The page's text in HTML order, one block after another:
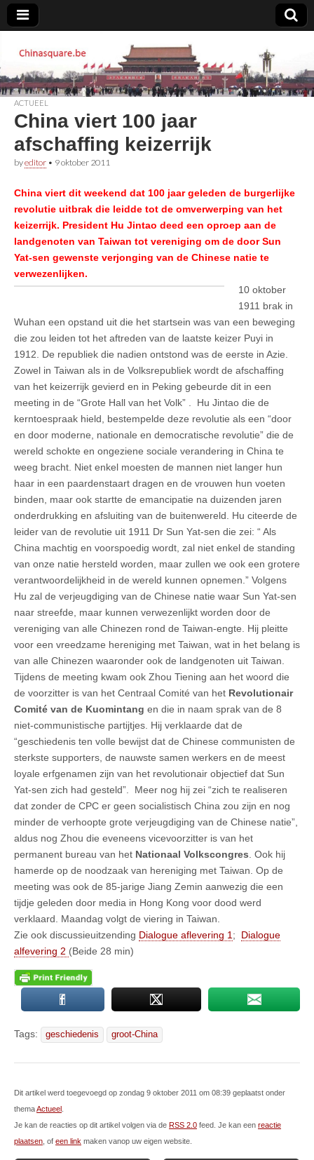
Chinasquare.be
ACTUEEL
China viert 100 jaar
afschaffing keizerrijk
byeditor • 9 oktober 2011
China viert dit weekend dat 100 jaar geleden de burgerlijke
revolutie uitbrak die leidde tot de omverwerping van het
keizerrijk. President Hu Jintao deed een oproep aan de
landgenoten van Taiwan tot vereniging om de door Sun
Yat-sen gewenste verjonging van de Chinese natie te
verwezenlijken.
10 oktober
1911 brak in
Wuhan een opstand uit die het startsein was van een beweging
die zou leiden tot het aftreden van de laatste keizer Puyi in
1912. De republiek die nadien ontstond was de eerste in Azie.
Zowel in Taiwan als in de Volksrepubliek wordt de afschaffing
van het keizerrijk gevierd en in Peking gebeurde dit in een
meeting in de “Grote Hall van het Volk” . Hu Jintao die de
kerntoespraak hield, bestempelde deze revolutie als een “door
en door moderne, nationale en democratische revolutie” die de
wereld schokte en ongeziene sociale verandering in China te
weeg bracht. Niet enkel moesten de mannen niet langer hun
haar in een paardenstaart dragen en de vrouwen hun voeten
binden, maar ook startte de emancipatie na duizenden jaren
onderdrukking en afsluiting van de buitenwereld. Hu citeerde de
leider van de revolutie uit 1911 Dr Sun Yat-sen die zei: “ Als
China machtig en voorspoedig wordt, zal niet enkel de standing
van onze natie hersteld worden, maar zullen we ook een grotere
verantwoordelijkheid in de wereld kunnen opnemen.” Volgens
Hu zal de verjeugdiging van de Chinese natie waar Sun Yat-sen
naar streefde, maar kunnen verwezenlijkt worden door de
vereniging van alle Chinezen rond de Taiwan-engte. Hij pleitte
voor een vreedzame hereniging met Taiwan, wat in het belang is
van alle Chinezen waaronder ook de landgenoten uit Taiwan.
Tijdens de meeting kwam ook Zhou Tiening aan het woord die
de voorzitter is van het Centraal Comité van het Revolutionair
Comité van de Kuomintang en die in naam sprak van de 8
niet-communistische partijtjes. Hij verklaarde dat de
“geschiedenis ten volle bewijst dat de Chinese communisten de
sterkste supporters, de nauwste samen werkers en de meest
loyale erfgenamen zijn van het revolutionair objectief dat Sun
Yat-sen zich had gesteld”. Meer nog hij zei “zich te realiseren
dat zonder de CPC er geen socialistisch China zou zijn en nog
minder de verhoopte grote verjeugdiging van de Chinese natie”,
aldus nog Zhou die eveneens vicevoorzitter is van het
permanent bureau van het Nationaal Volkscongres . Ook hij
hamerde op de noodzaak van hereniging met Taiwan. Op de
meeting was ook de 85-jarige Jiang Zemin aanwezig die een
tijdje geleden door media in Hong Kong voor dood werd
verklaard. Maandag volgt de viering in Taiwan.
Zie ook discussieuitzending Dialogue aflevering 1 ; Dialogue
alfevering 2 (Beide 28 min)
Tags: geschiedenis groot-China
Dit artikel werd toegevoegd op zondag 9 oktober 2011 om 08:39 geplaatst onder
themaActueel
Je kan de reacties op dit artikel volgen via de RSS 2.0 feed. Je kan een reactie
plaatsen , of een link maken vanop uw eigen website.